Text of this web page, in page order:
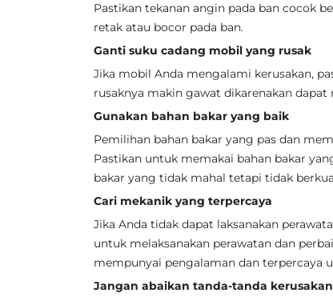
Pastikan tekanan angin pada ban cocok
retak atau bocor pada ban.
Ganti suku cadang mobil yang rusak
Jika mobil Anda mengalami kerusakan,
rusaknya makin gawat dikarenakan
Gunakan bahan bakar yang baik
Pemilihan bahan bakar yang pas dan
Pastikan untuk memakai bahan bakar
bakar yang tidak mahal tetapi tidak
Cari mekanik yang terpercaya
Jika Anda tidak dapat laksanakan
untuk melaksanakan perawatan dan
mempunyai pengalaman dan terpercaya
Jangan abaikan tanda-tanda kerusakan